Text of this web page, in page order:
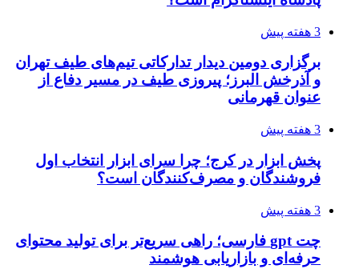
3 هفته پیش
برگزاری دومین دیدار تدارکاتی تیم‌های طیف تهران
و آذرخش البرز؛ پیروزی طیف در مسیر دفاع از
عنوان قهرمانی
3 هفته پیش
پخش ابزار در کرج؛ چرا سرای ابزار انتخاب اول
فروشندگان و مصرف‌کنندگان است؟
3 هفته پیش
چت gpt فارسی؛ راهی سریع‌تر برای تولید محتوای
حرفه‌ای و بازاریابی هوشمند